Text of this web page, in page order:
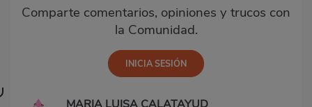
Comparte comentarios, opiniones y trucos con
la Comunidad.